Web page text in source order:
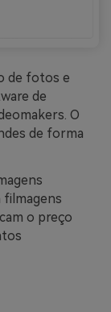
de fotos e
de
O
de forma
filmagens
o preço